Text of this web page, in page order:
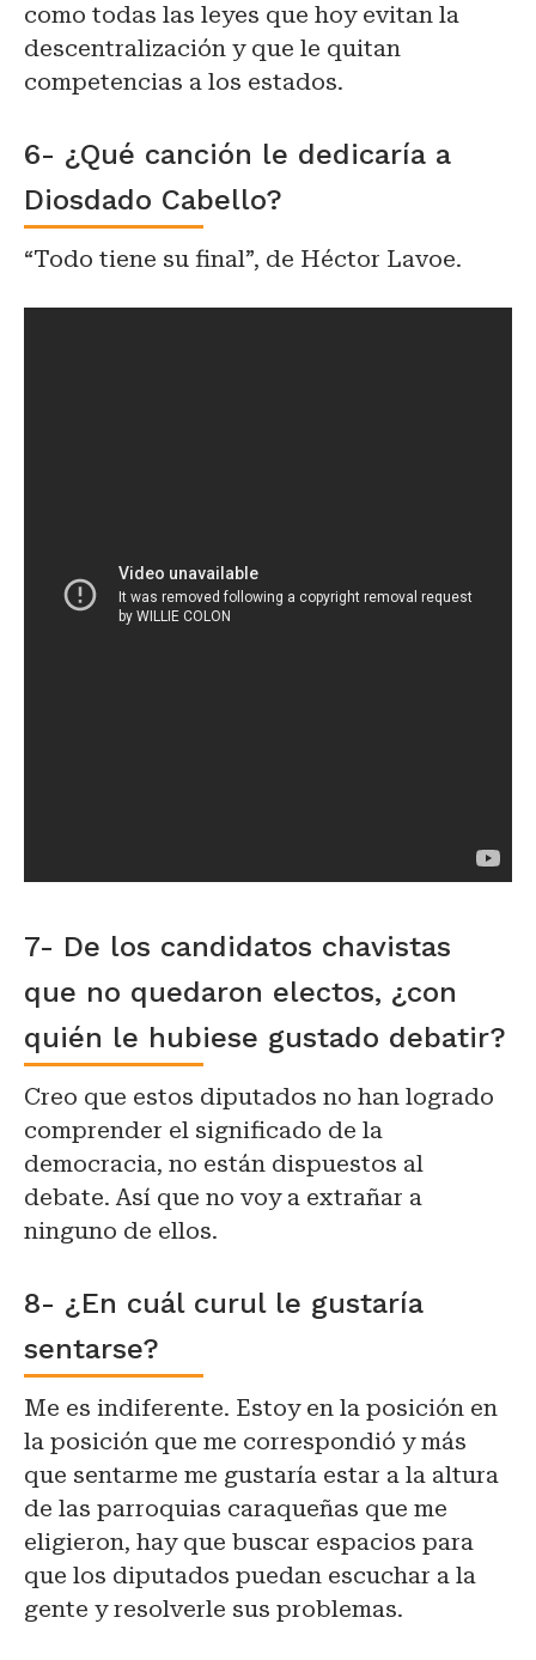
como todas las leyes que hoy evitan la
descentralización y que le quitan
competencias a los estados.
6- ¿Qué canción le dedicaría a
Diosdado Cabello?
“Todo tiene su final”, de Héctor Lavoe.
7- De los candidatos chavistas
que no quedaron electos, ¿con
quién le hubiese gustado debatir?
Creo que estos diputados no han logrado
comprender el significado de la
democracia, no están dispuestos al
debate. Así que no voy a extrañar a
ninguno de ellos.
8- ¿En cuál curul le gustaría
sentarse?
Me es indiferente. Estoy en la posición en
la posición que me correspondió y más
que sentarme me gustaría estar a la altura
de las parroquias caraqueñas que me
eligieron, hay que buscar espacios para
que los diputados puedan escuchar a la
gente y resolverle sus problemas.